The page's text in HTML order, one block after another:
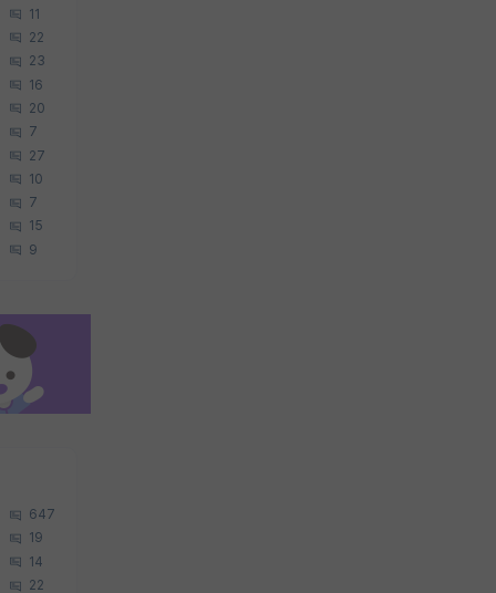
11
22
23
16
20
7
27
10
7
15
9
647
19
14
22